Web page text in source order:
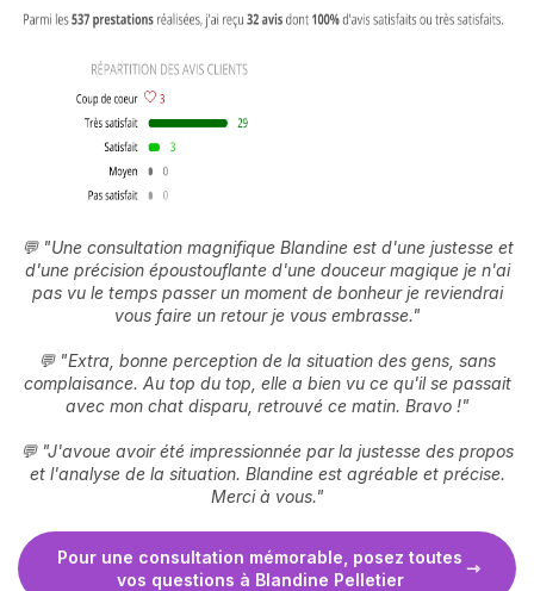
💬 "Une consultation magnifique Blandine est d'une justesse et
d'une précision époustouflante d'une douceur magique je n'ai
pas vu le temps passer un moment de bonheur je reviendrai
vous faire un retour je vous embrasse."
💬 "Extra, bonne perception de la situation des gens, sans
complaisance. Au top du top, elle a bien vu ce qu'il se passait
avec mon chat disparu, retrouvé ce matin. Bravo !"
💬 "J'avoue avoir été impressionnée par la justesse des propos
et l'analyse de la situation. Blandine est agréable et précise.
Merci à vous."
Pour une consultation mémorable, posez toutes
vos questions à Blandine Pelletier